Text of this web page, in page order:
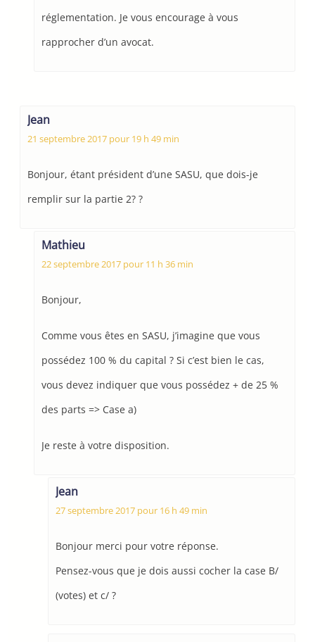
réglementation. Je vous encourage à vous
rapprocher d’un avocat.
Jean
21 septembre 2017 pour 19 h 49 min
Bonjour, étant président d’une SASU, que dois-je
remplir sur la partie 2? ?
Mathieu
22 septembre 2017 pour 11 h 36 min
Bonjour,
Comme vous êtes en SASU, j’imagine que vous
possédez 100 % du capital ? Si c’est bien le cas,
vous devez indiquer que vous possédez + de 25 %
des parts => Case a)
Je reste à votre disposition.
Jean
27 septembre 2017 pour 16 h 49 min
Bonjour merci pour votre réponse.
Pensez-vous que je dois aussi cocher la case B/
(votes) et c/ ?